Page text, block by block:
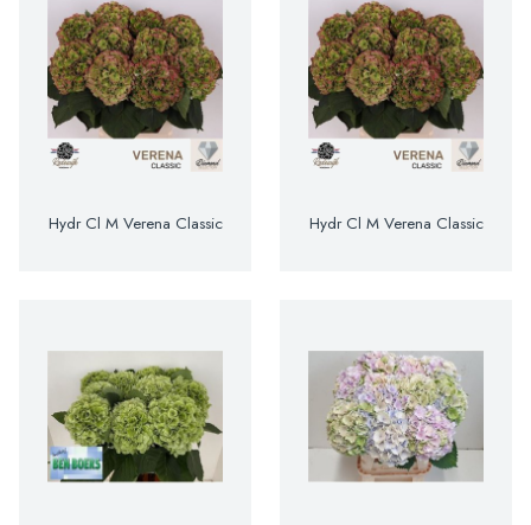
Hydr Cl M Verena Classic Hydr Cl M Verena Classic